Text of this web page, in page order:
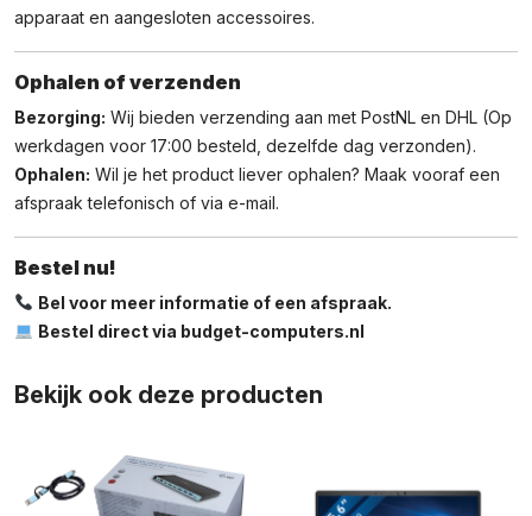
apparaat en aangesloten accessoires.
Ophalen of verzenden
Bezorging: Wij bieden verzending aan met PostNL en DHL (Op
werkdagen voor 17:00 besteld, dezelfde dag verzonden).
Ophalen: Wil je het product liever ophalen? Maak vooraf een
afspraak telefonisch of via e-mail.
Bestel nu!
Bel voor meer informatie of een afspraak.
Bestel direct via budget-computers.nl
Bekijk ook deze producten